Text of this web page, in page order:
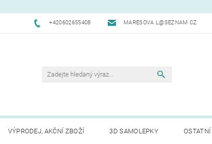
+420602655408 MARESOVA.L@SEZNAM.CZ
VÝPRODEJ, AKČNÍ ZBOŽÍ 3D SAMOLEPKY